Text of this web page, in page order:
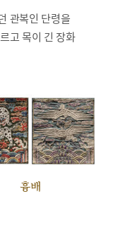
관복인 단령을
고 목이 긴 장화
흉배